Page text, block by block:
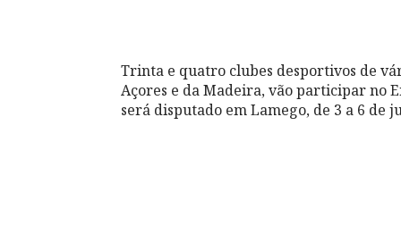
Trinta e quatro clubes desportivos de
Açores e da Madeira, vão participar no
será disputado em Lamego, de 3 a 6 de